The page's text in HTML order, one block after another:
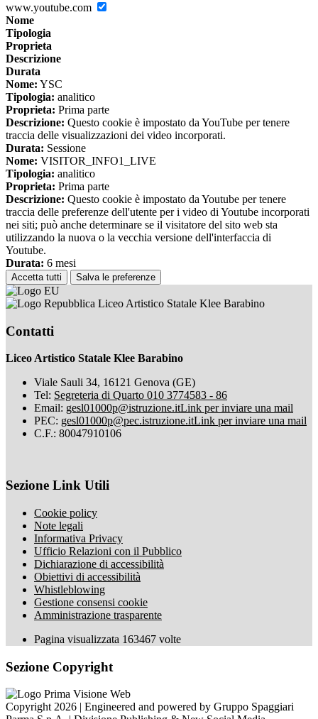
www.youtube.com
Nome
Tipologia
Proprieta
Descrizione
Durata
Nome: YSC
Tipologia: analitico
Proprieta: Prima parte
Descrizione: Questo cookie è impostato da YouTube per tenere
traccia delle visualizzazioni dei video incorporati.
Durata: Sessione
Nome: VISITOR_INFO1_LIVE
Tipologia: analitico
Proprieta: Prima parte
Descrizione: Questo cookie è impostato da Youtube per tenere
traccia delle preferenze dell'utente per i video di Youtube incorporati
nei siti; può anche determinare se il visitatore del sito web sta
utilizzando la nuova o la vecchia versione dell'interfaccia di
Youtube.
Durata: 6 mesi
Accetta tutti Salva le preferenze
Liceo Artistico Statale Klee Barabino
Contatti
Liceo Artistico Statale Klee Barabino
Viale Sauli 34, 16121 Genova (GE)
Tel: Segreteria di Quarto 010 3774583 - 86
Email: gesl01000p@istruzione.itLink per inviare una mail
PEC: gesl01000p@pec.istruzione.itLink per inviare una mail
C.F.: 80047910106
Sezione Link Utili
Cookie policy
Note legali
Informativa Privacy
Ufficio Relazioni con il Pubblico
Dichiarazione di accessibilità
Obiettivi di accessibilità
Whistleblowing
Gestione consensi cookie
Amministrazione trasparente
Pagina visualizzata 163467 volte
Sezione Copyright
Copyright 2026 | Engineered and powered by Gruppo Spaggiari